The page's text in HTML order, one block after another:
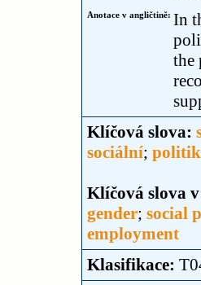
Anotace v angličtině: In
the
Klíčová slova:
sociální;
Klíčová slova
gender; social
employment
Klasifikace: